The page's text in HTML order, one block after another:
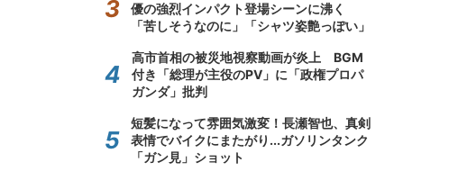
優の強烈インパクト登場シーンに沸く
「苦しそうなのに」「シャツ姿艶っぽい」
高市首相の被災地視察動画が炎上 BGM
付き「総理が主役のPV」に「政権プロパ
ガンダ」批判
短髪になって雰囲気激変！長瀬智也、真剣
表情でバイクにまたがり...ガソリンタンク
「ガン見」ショット